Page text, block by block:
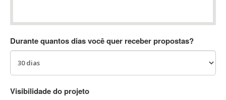
ACID Pro
ACPI
Durante quantos dias você quer receber propostas?
Visibilidade do projeto